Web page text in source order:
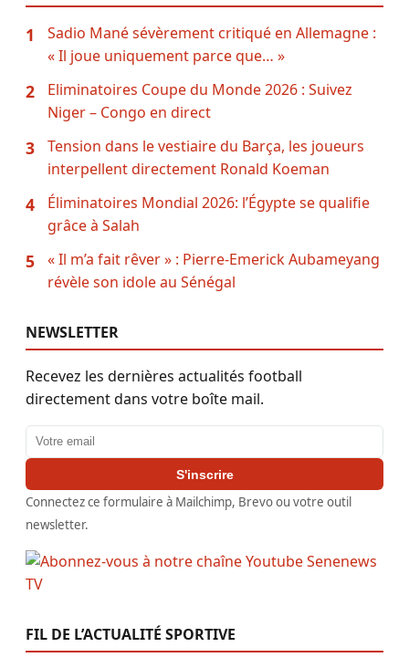
1
Sadio Mané sévèrement critiqué en Allemagne :
« Il joue uniquement parce que… »
2
Eliminatoires Coupe du Monde 2026 : Suivez
Niger – Congo en direct
3
Tension dans le vestiaire du Barça, les joueurs
interpellent directement Ronald Koeman
4
Éliminatoires Mondial 2026: l’Égypte se qualifie
grâce à Salah
5
« Il m’a fait rêver » : Pierre-Emerick Aubameyang
révèle son idole au Sénégal
NEWSLETTER
Recevez les dernières actualités football
directement dans votre boîte mail.
Adresse email
S'inscrire
Connectez ce formulaire à Mailchimp, Brevo ou votre outil
newsletter.
FIL DE L’ACTUALITÉ SPORTIVE